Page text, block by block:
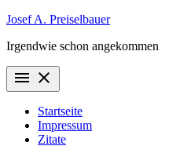
Zum
springen
Josef A. Preiselbauer
Irgendwie schon angekommen
menu close
Startseite
Impressum
Zitate